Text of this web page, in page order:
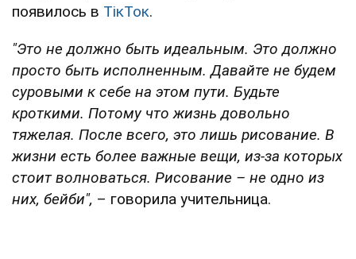
появилось в ТікТок.
"Это не должно быть идеальным. Это должно
просто быть исполненным. Давайте не будем
суровыми к себе на этом пути. Будьте
кроткими. Потому что жизнь довольно
тяжелая. После всего, это лишь рисование. В
жизни есть более важные вещи, из-за которых
стоит волноваться. Рисование – не одно из
них, бейби", – говорила учительница.